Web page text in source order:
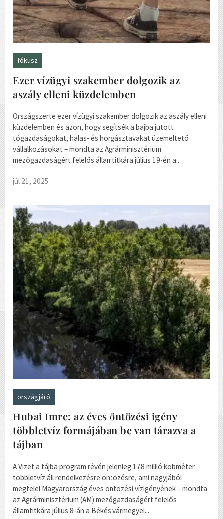
fókusz
Ezer vízügyi szakember dolgozik az
aszály elleni küzdelemben
Országszerte ezer vízügyi szakember dolgozik az aszály elleni
küzdelemben és azon, hogy segítsék a bajba jutott
tógazdaságokat, halas- és horgásztavakat üzemeltető
vállalkozásokat – mondta az Agrárminisztérium
mezőgazdaságért felelős államtitkára július 19-én a...
júl 21, 2025
országjáró
Hubai Imre: az éves öntözési igény
többletvíz formájában be van tárazva a
tájban
A Vizet a tájba program révén jelenleg 178 millió köbméter
többletvíz áll rendelkezésre öntözésre, ami nagyjából
megfelel Magyarország éves öntözési vízigényének – mondta
az Agrárminisztérium (AM) mezőgazdaságért felelős
államtitkára július 8-án a Békés vármegyei...